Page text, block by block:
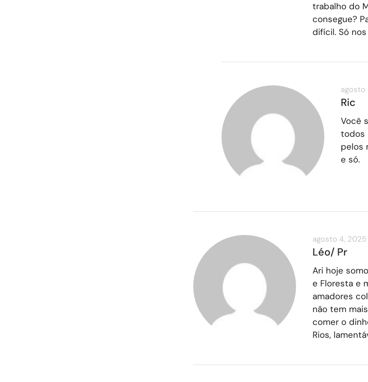
trabalho do
consegue?
difícil. Só
agosto
Ric
Você
todos
pelos
e só.
agosto 4, 2025
Léo/ Pr
Ari hoje
e Floresta e
amadores
não tem
comer o
Rios,